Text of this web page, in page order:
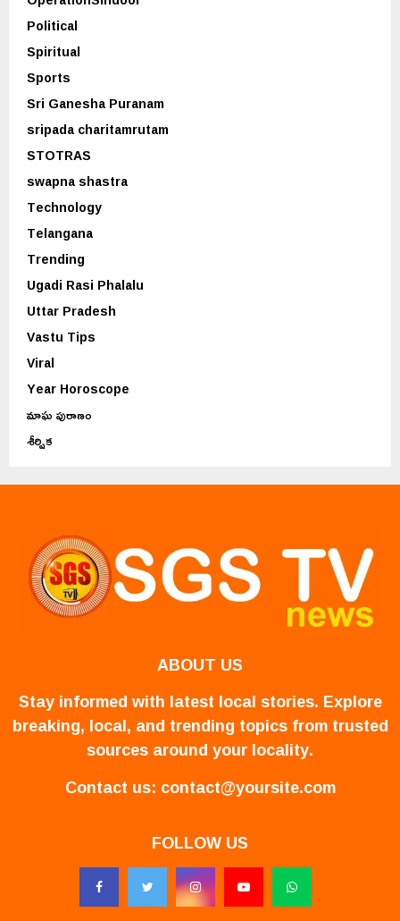
Political
Spiritual
Sports
Sri Ganesha Puranam
sripada charitamrutam
STOTRAS
swapna shastra
Technology
Telangana
Trending
Ugadi Rasi Phalalu
Uttar Pradesh
Vastu Tips
Viral
Year Horoscope
మాఘ పురాణం
శీర్షిక
ABOUT US
Stay informed with latest local stories. Explore
breaking, local, and trending topics from trusted
sources around your locality.
Contact us: contact@yoursite.com
FOLLOW US